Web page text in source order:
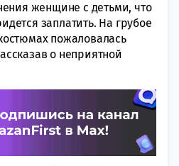
женщине с детьми, что
заплатить. На грубое
пожаловалась
о неприятной